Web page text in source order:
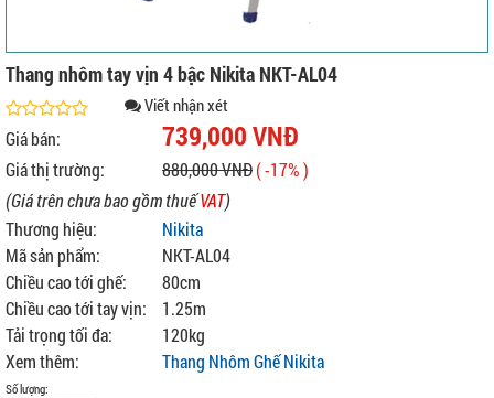
Thang nhôm tay vịn 4 bậc Nikita NKT-AL04
Viết nhận xét
Giá bán: 739,000 VNĐ
Giá thị trường: 880,000 VNĐ( -17% )
(Giá trên chưa bao gồm thuếVAT)
Thương hiệu:
Nikita
Mã sản phẩm:
NKT-AL04
Chiều cao tới ghế:
80cm
Chiều cao tới tay vịn:
1.25m
Tải trọng tối đa:
120kg
Xem thêm:
Thang Nhôm Ghế Nikita
Số lượng: